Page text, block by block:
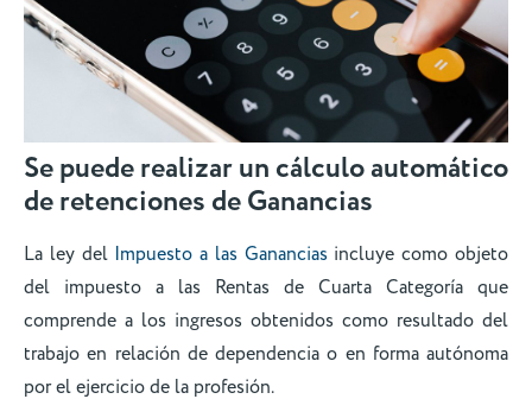
Se puede realizar un cálculo automático
de retenciones de Ganancias
La ley del Impuesto a las Gananciasincluye como objeto
del impuesto a las Rentas de Cuarta Categoría que
comprende a los ingresos obtenidos como resultado del
trabajo en relación de dependencia o en forma autónoma
por el ejercicio de la profesión.